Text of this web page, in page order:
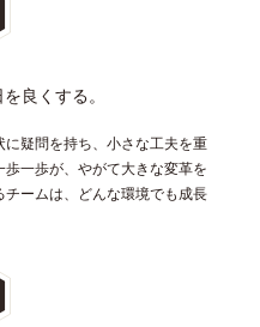
良くする。
に疑問を持ち、小さな工夫を重
一歩が、やがて大きな変革を
ームは、どんな環境でも成長